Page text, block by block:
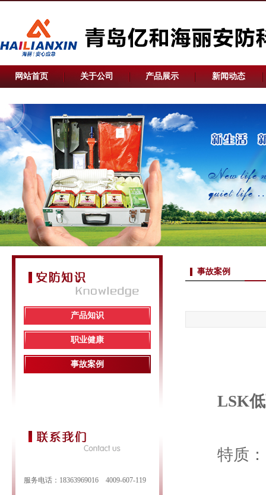
网站首页 关于公司 产品展示 新闻动态
产品知识
职业健康
事故案例
服务电话：18363969016 4009-607-119
事故案例
LSK
特质：